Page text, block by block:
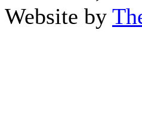
Website by